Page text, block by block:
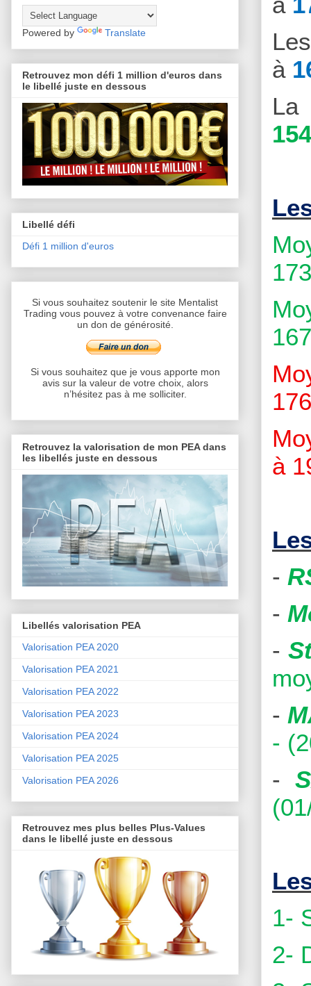
à
La
à
-
-
-
-
-
-
1-
2-
Powered by Translate
Retrouvez mon défi 1 million d'euros dans
le libellé juste en dessous
Libellé défi
Défi 1 million d'euros
Si vous souhaitez soutenir le site Mentalist
Trading vous pouvez à votre convenance faire
un don de générosité.
Si vous souhaitez que je vous apporte mon
avis sur la valeur de votre choix, alors
n’hésitez pas à me solliciter.
Retrouvez la valorisation de mon PEA dans
les libellés juste en dessous
Libellés valorisation PEA
Valorisation PEA 2020
Valorisation PEA 2021
Valorisation PEA 2022
Valorisation PEA 2023
Valorisation PEA 2024
Valorisation PEA 2025
Valorisation PEA 2026
Retrouvez mes plus belles Plus-Values
dans le libellé juste en dessous